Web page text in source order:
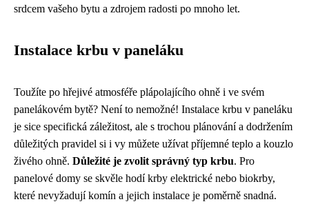
srdcem vašeho bytu a zdrojem radosti po mnoho let.
Instalace krbu v paneláku
Toužíte po hřejivé atmosféře plápolajícího ohně i ve svém
panelákovém bytě? Není to nemožné! Instalace krbu v paneláku
je sice specifická záležitost, ale s trochou plánování a dodržením
důležitých pravidel si i vy můžete užívat příjemné teplo a kouzlo
živého ohně. Důležité je zvolit správný typ krbu. Pro
panelové domy se skvěle hodí krby elektrické nebo biokrby,
které nevyžadují komín a jejich instalace je poměrně snadná.